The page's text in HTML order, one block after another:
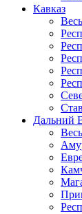
Кавказ
Дальний